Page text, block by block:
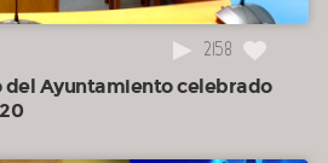
2158
Ayuntamiento celebrado